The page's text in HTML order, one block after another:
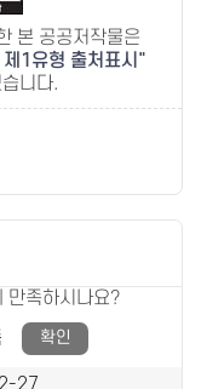
본 공공저작물은
1유형 출처표시
니다.
만족하시나요?
27